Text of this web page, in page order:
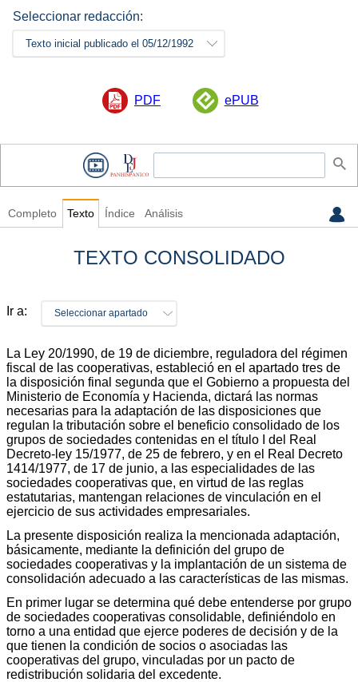
Seleccionar redacción:
Texto inicial publicado el 05/12/1992
PDF ePUB
Completo Texto Índice Análisis
TEXTO CONSOLIDADO
Ir a: Seleccionar apartado
La Ley 20/1990, de 19 de diciembre, reguladora del régimen
fiscal de las cooperativas, estableció en el apartado tres de
la disposición final segunda que el Gobierno a propuesta del
Ministerio de Economía y Hacienda, dictará las normas
necesarias para la adaptación de las disposiciones que
regulan la tributación sobre el beneficio consolidado de los
grupos de sociedades contenidas en el título I del Real
Decreto-ley 15/1977, de 25 de febrero, y en el Real Decreto
1414/1977, de 17 de junio, a las especialidades de las
sociedades cooperativas que, en virtud de las reglas
estatutarias, mantengan relaciones de vinculación en el
ejercicio de sus actividades empresariales.
La presente disposición realiza la mencionada adaptación,
básicamente, mediante la definición del grupo de
sociedades cooperativas y la implantación de un sistema de
consolidación adecuado a las características de las mismas.
En primer lugar se determina qué debe entenderse por grupo
de sociedades cooperativas consolidable, definiéndolo en
torno a una entidad que ejerce poderes de decisión y de la
que tienen la condición de socios o asociadas las
cooperativas del grupo, vinculadas por un pacto de
redistribución solidaria del excedente.